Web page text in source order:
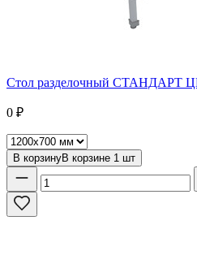
Стол разделочный СТАНДАРТ
0 ₽
В корзинуВ корзине 1 шт